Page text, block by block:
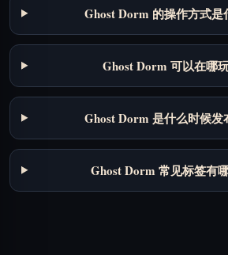
Ghost Dorm 的操作方式是
Ghost Dorm 可以在哪
Ghost Dorm 是什么时候发
Ghost Dorm 常见标签有